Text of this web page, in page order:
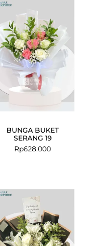
BUNGA BUKET
SERANG 19
Rp628.000